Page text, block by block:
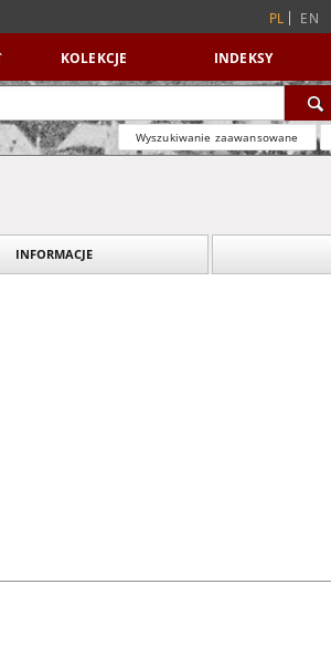
PL EN
KOLEKCJE INDEKSY
Wyszukiwanie zaawansowane
INFORMACJE